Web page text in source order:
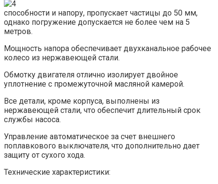
способности и напору, пропускает частицы до 50 мм,
однако погружение допускается не более чем на 5
метров.
Мощность напора обеспечивает двухканальное рабочее
колесо из нержавеющей стали.
Обмотку двигателя отлично изолирует двойное
уплотнение с промежуточной масляной камерой.
Все детали, кроме корпуса, выполнены из
нержавеющей стали, что обеспечит длительный срок
службы насоса.
Управление автоматическое за счет внешнего
поплавкового выключателя, что дополнительно дает
защиту от сухого хода.
Технические характеристики: